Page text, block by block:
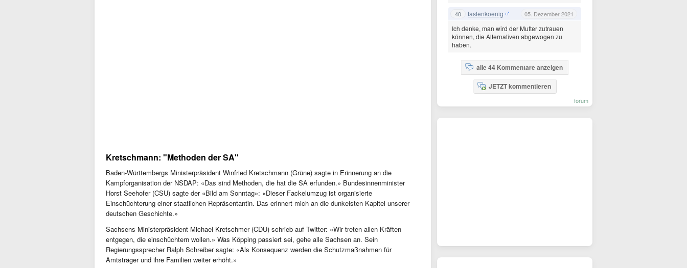
Kretschmann: "Methoden der SA"
Baden-Württembergs Ministerpräsident Winfried Kretschmann (Grüne) sagte in Erinnerung an die
Kampforganisation der NSDAP: «Das sind Methoden, die hat die SA erfunden.» Bundesinnenminister
Horst Seehofer (CSU) sagte der «Bild am Sonntag»: «Dieser Fackelumzug ist organisierte
Einschüchterung einer staatlichen Repräsentantin. Das erinnert mich an die dunkelsten Kapitel unserer
deutschen Geschichte.»
Sachsens Ministerpräsident Michael Kretschmer (CDU) schrieb auf Twitter: «Wir treten allen Kräften
entgegen, die einschüchtern wollen.» Was Köpping passiert sei, gehe alle Sachsen an. Sein
Regierungssprecher Ralph Schreiber sagte: «Als Konsequenz werden die Schutzmaßnahmen für
Amtsträger und ihre Familien weiter erhöht.»
40 tastenkoenig 05. Dezember 2021
Ich denke, man wird der Mutter zutrauen
können, die Alternativen abgewogen zu
haben.
alle 44 Kommentare anzeigen
JETZT kommentieren
forum